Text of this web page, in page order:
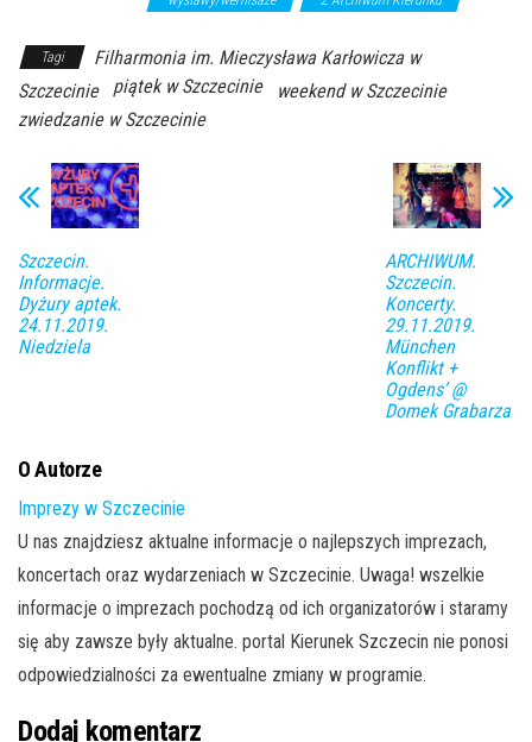
Tagi
Filharmonia im. Mieczysława Karłowicza w
Szczecinie
piątek w Szczecinie
weekend w Szczecinie
zwiedzanie w Szczecinie
Szczecin.
Informacje.
Dyżury aptek.
24.11.2019.
Niedziela
ARCHIWUM.
Szczecin.
Koncerty.
29.11.2019.
München
Konflikt +
Ogdens’ @
Domek Grabarza
O Autorze
Imprezy w Szczecinie
U nas znajdziesz aktualne informacje o najlepszych imprezach,
koncertach oraz wydarzeniach w Szczecinie. Uwaga! wszelkie
informacje o imprezach pochodzą od ich organizatorów i staramy
się aby zawsze były aktualne. portal Kierunek Szczecin nie ponosi
odpowiedzialności za ewentualne zmiany w programie.
Dodaj komentarz